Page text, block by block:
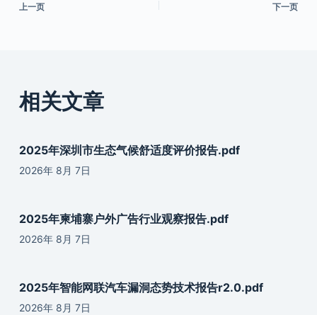
上一页 下一页
相关文章
2025年深圳市生态气候舒适度评价报告.pdf
2026年 8月 7日
2025年柬埔寨户外广告行业观察报告.pdf
2026年 8月 7日
2025年智能网联汽车漏洞态势技术报告r2.0.pdf
2026年 8月 7日